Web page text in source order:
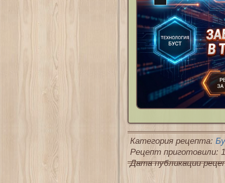
Категория рецепта:
Рецепт приготовили:
Дата публикации